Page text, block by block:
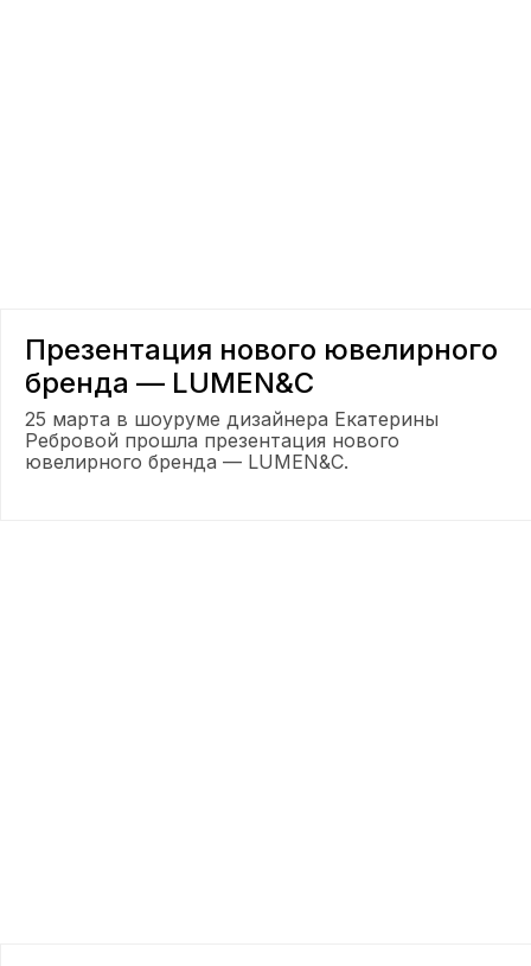
Презентация нового ювелирного
бренда — LUMEN&C
25 марта в шоуруме дизайнера Екатерины
Ребровой прошла презентация нового
ювелирного бренда — LUMEN&C.